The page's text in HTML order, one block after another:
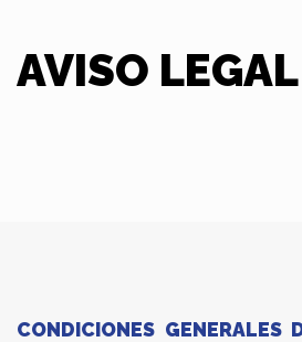
AVISO LEGAL
CONDICIONES GENERALES